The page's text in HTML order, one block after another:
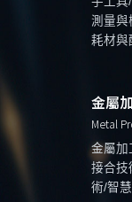
測量與
耗材與
金屬
Metal
金屬加
接合技
術/智